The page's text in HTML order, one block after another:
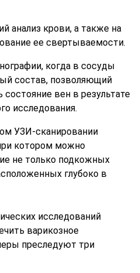
анализ крови, а также на
ее свертываемости.
когда в сосуды
состав, позволяющий
состояние вен в результате
исследования.
УЗИ-сканировании
котором можно
не только подкожных
глубоко в
исследований
варикозное
преследуют три